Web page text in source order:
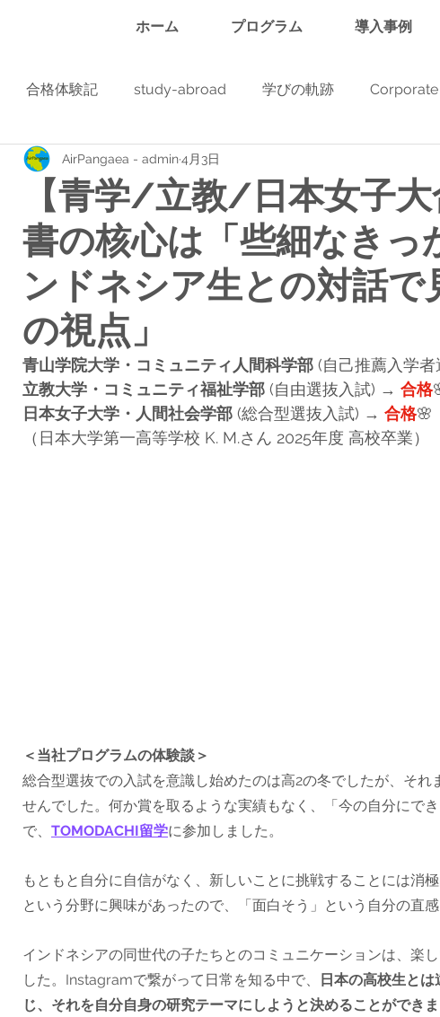
ホーム プログラム 導入事例
合格体験記 study-abroad 学びの軌跡 Corporate
【青学/立教/日本女子
書の核心は「些細なきっ
ンドネシア生との対話で
の視点」
AirPangaea - admin4月3日
青山学院大学・コミュニティ人間科学部 (自己推薦入学者
立教大学・コミュニティ福祉学部 (自由選抜入試) → 合格
日本女子大学・人間社会学部 (総合型選抜入試) → 合格🌸
（ 日本大学第一高等学校 K. M.さん 2025年度 高校卒業）
＜当社プログラムの体験談＞
総合型選抜での入試を意識し始めたのは高2の冬でしたが、それ
せんでした。何か賞を取るような実績もなく、「今の自分にで
で、 TOMODACHI留学に参加しました。
もともと自分に自信がなく、新しいことに挑戦することには消
という分野に興味があったので、「面白そう」という自分の直感
インドネシアの同世代の子たちとのコミュニケーションは、楽
した。Instagramで繋がって日常を知る中で、
日本の高校生と
じ、それを自分自身の研究テーマにしようと決めることができま